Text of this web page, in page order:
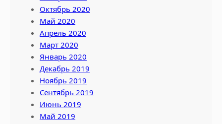
Октябрь 2020
Май 2020
Апрель 2020
Март 2020
Январь 2020
Декабрь 2019
Ноябрь 2019
Сентябрь 2019
Июнь 2019
Май 2019